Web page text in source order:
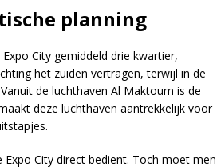
planning
City gemiddeld drie kwartier,
het zuiden vertragen, terwijl in de
de luchthaven Al Maktoum is de
deze luchthaven aantrekkelijk voor
City direct bedient. Toch moet men